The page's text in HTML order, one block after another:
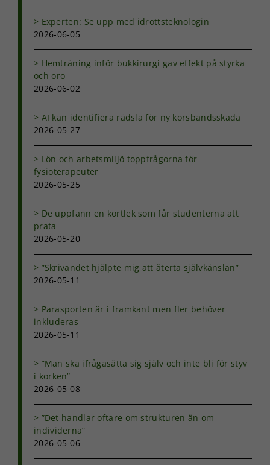
Experten: Se upp med idrottsteknologin
2026-06-05
Hemträning inför bukkirurgi gav effekt på styrka
och oro
2026-06-02
AI kan identifiera rädsla för ny korsbandsskada
2026-05-27
Lön och arbetsmiljö toppfrågorna för
fysioterapeuter
2026-05-25
De uppfann en kortlek som får studenterna att
prata
2026-05-20
”Skrivandet hjälpte mig att återta självkänslan”
2026-05-11
Parasporten är i framkant men fler behöver
inkluderas
2026-05-11
”Man ska ifrågasätta sig själv och inte bli för styv
i korken”
2026-05-08
”Det handlar oftare om strukturen än om
individerna”
2026-05-06
välja bort. De
behövs för